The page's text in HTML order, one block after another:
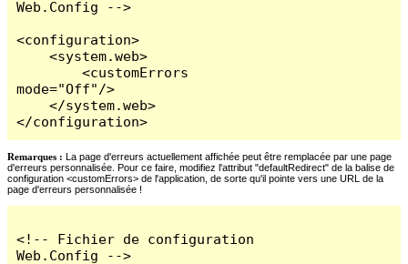
Web.Config -->
<configuration>
    <system.web>
        <customErrors
mode="Off"/>
    </system.web>
</configuration>
Remarques : La page d'erreurs actuellement affichée peut être remplacée par une page
d'erreurs personnalisée. Pour ce faire, modifiez l'attribut "defaultRedirect" de la balise de
configuration <customErrors> de l'application, de sorte qu'il pointe vers une URL de la
page d'erreurs personnalisée !
<!-- Fichier de configuration
Web.Config -->